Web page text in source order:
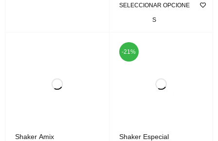
SELECCIONAR OPCIONE
S
Shaker Amix
-21%
Shaker Especial